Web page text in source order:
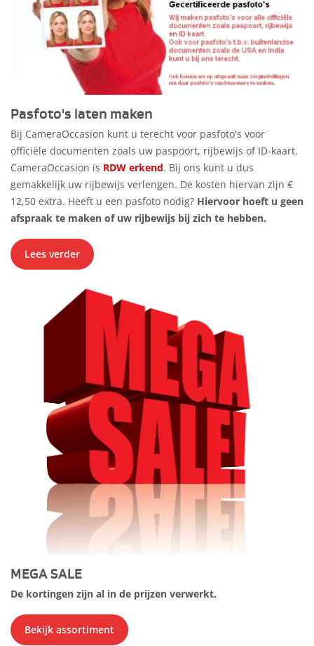
Pasfoto's laten maken
Bij CameraOccasion kunt u terecht voor pasfoto's voor
officiële documenten zoals uw paspoort, rijbewijs of ID-kaart.
CameraOccasion is RDW erkend. Bij ons kunt u dus
gemakkelijk uw rijbewijs verlengen. De kosten hiervan zijn €
12,50 extra. Heeft u een pasfoto nodig? Hiervoor hoeft u geen
afspraak te maken of uw rijbewijs bij zich te hebben.
Lees verder
MEGA SALE
De kortingen zijn al in de prijzen verwerkt.
Bekijk assortiment